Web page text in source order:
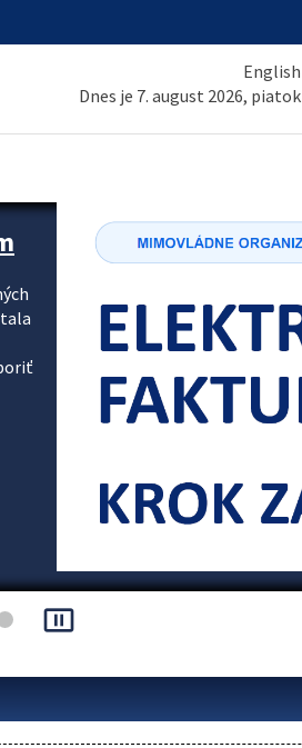
English
Dnes je 7. august 2026, piatok
pause_presentation